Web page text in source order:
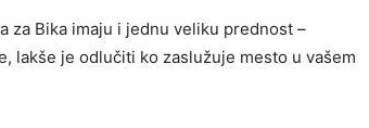
za Bika imaju i jednu veliku prednost –
lakše je odlučiti ko zaslužuje mesto u vašem